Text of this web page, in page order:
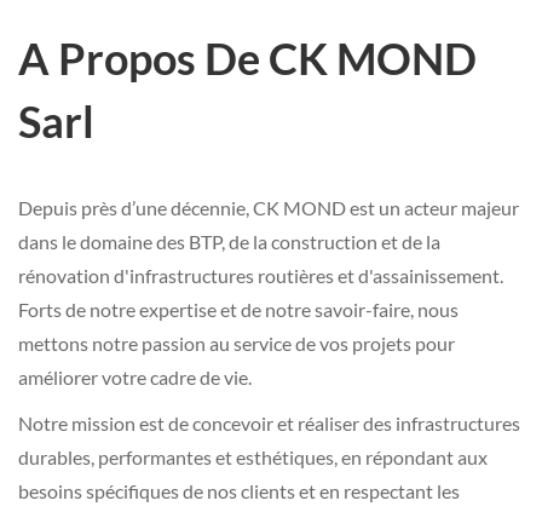
A Propos De CK MOND
Sarl
Depuis près d’une décennie, CK MOND est un acteur majeur
dans le domaine des BTP, de la construction et de la
rénovation d'infrastructures routières et d'assainissement.
Forts de notre expertise et de notre savoir-faire, nous
mettons notre passion au service de vos projets pour
améliorer votre cadre de vie.
Notre mission est de concevoir et réaliser des infrastructures
durables, performantes et esthétiques, en répondant aux
besoins spécifiques de nos clients et en respectant les